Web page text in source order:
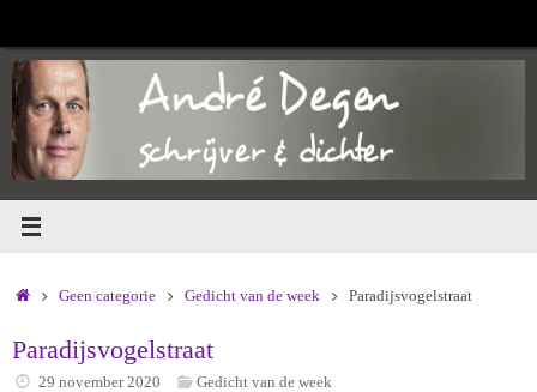
de
inhoud
HomeGeen categorie Gedicht van de week Paradijsvogelstraat
Paradijsvogelstraat
29 november 2020 Gedicht van de week